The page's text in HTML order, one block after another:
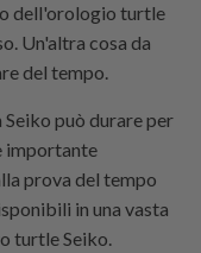
dell'orologio turtle
Un'altra cosa da
del tempo.
può durare per
importante
prova del tempo
in una vasta
turtle Seiko.